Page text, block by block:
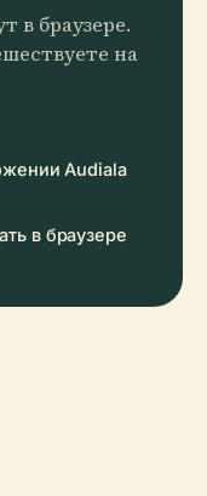
в браузере.
на
Audiala
в браузере